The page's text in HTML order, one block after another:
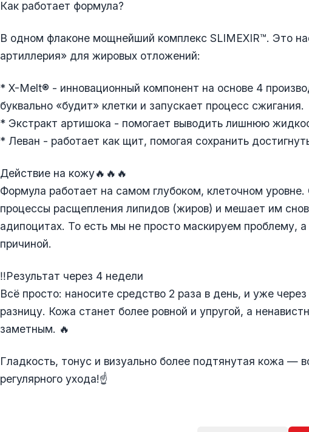
Как работает формула?
В одном флаконе мощнейший комплекс SLIMEXIR™. Это
артиллерия» для жировых отложений:
* X-Melt® - инновационный компонент на основе 4
буквально «будит» клетки и запускает процесс сжигания.
* Экстракт артишока - помогает выводить лишнюю
* Леван - работает как щит, помогая сохранить
Действие на кожу🔥🔥🔥
Формула работает на самом глубоком, клеточном
процессы расщепления липидов (жиров) и мешает им
адипоцитах. То есть мы не просто маскируем проблему,
причиной.
‼️Результат через 4 недели
Всё просто: наносите средство 2 раза в день, и уже
разницу. Кожа станет более ровной и упругой, а
заметным. 🔥
Гладкость, тонус и визуально более подтянутая кожа —
регулярного ухода!☝️